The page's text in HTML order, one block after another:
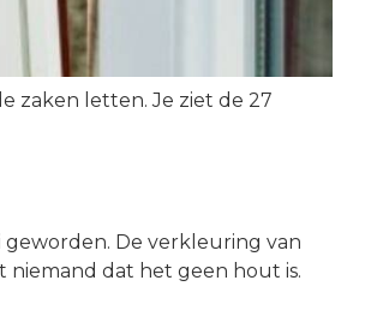
zaken letten. Je ziet de 27
De verkleuring van
niemand dat het geen hout is.